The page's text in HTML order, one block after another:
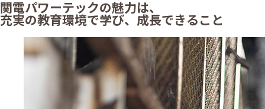
関電パワーテックの魅力は、
充実の教育環境で学び、成長できること